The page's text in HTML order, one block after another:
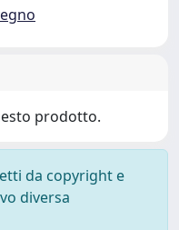
prodotto.
da copyright e
diversa